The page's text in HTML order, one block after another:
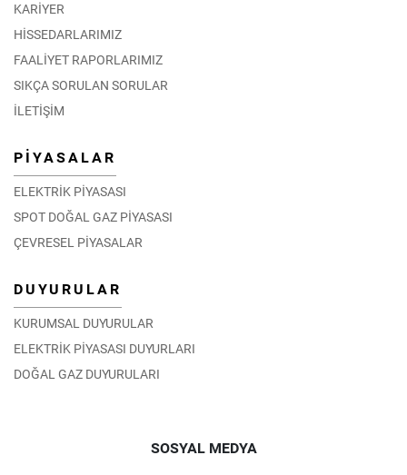
KARİYER
HİSSEDARLARIMIZ
FAALİYET RAPORLARIMIZ
SIKÇA SORULAN SORULAR
İLETİŞİM
PİYASALAR
ELEKTRİK PİYASASI
SPOT DOĞAL GAZ PİYASASI
ÇEVRESEL PİYASALAR
DUYURULAR
KURUMSAL DUYURULAR
ELEKTRİK PİYASASI DUYURLARI
DOĞAL GAZ DUYURULARI
SOSYAL MEDYA